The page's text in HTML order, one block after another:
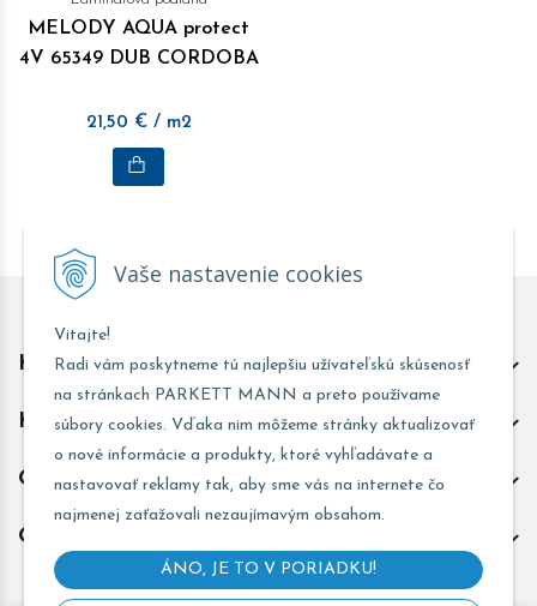
Vaše nastavenie cookies
Vitajte!
Radi vám poskytneme tú najlepšiu užívateľskú skúsenosť
na stránkach PARKETT MANN a preto používame
súbory cookies. Vďaka nim môžeme stránky aktualizovať
o nové informácie a produkty, ktoré vyhľadávate a
nastavovať reklamy tak, aby sme vás na internete čo
najmenej zaťažovali nezaujímavým obsahom.
ÁNO, JE TO V PORIADKU!
MELODY AQUA protect
4V 65349 DUB CORDOBA
21,50 € / m2
Kontakt predajňa Trnava
Kontakt predajňa Žarnovica
Obchodné informácie
Odoberať novinky